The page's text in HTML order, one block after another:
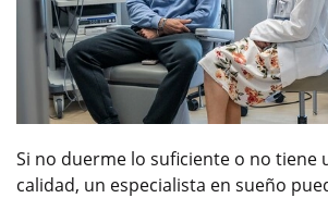
Si no duerme lo suficiente o no tiene
calidad, un especialista en sueño